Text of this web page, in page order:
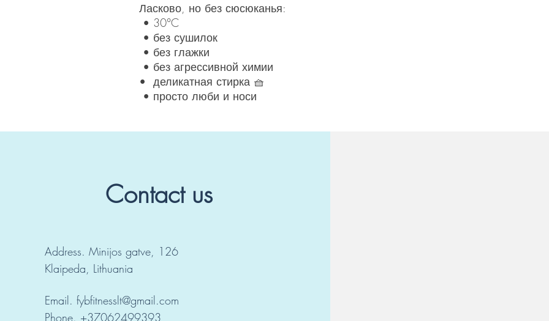
Ласково, но без сюсюканья:
• 30°C
• без сушилок
• без глажки
• без агрессивной химии
• деликатная стирка 🧺
• просто люби и носи
Contact us
Address. Minijos gatve, 126
Klaipeda, Lithuania
Email. fybfitnesslt@gmail.com
Phone. +37062499393